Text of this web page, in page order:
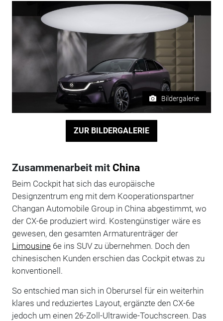
Bildergalerie
ZUR BILDERGALERIE
Zusammenarbeit mit China
Beim Cockpit hat sich das europäische
Designzentrum eng mit dem Kooperationspartner
Changan Automobile Group in China abgestimmt, wo
der CX-6e produziert wird. Kostengünstiger wäre es
gewesen, den gesamten Armaturenträger der
Limousine6e ins SUV zu übernehmen. Doch den
chinesischen Kunden erschien das Cockpit etwas zu
konventionell.
So entschied man sich in Oberursel für ein weiterhin
klares und reduziertes Layout, ergänzte den CX-6e
jedoch um einen 26-Zoll-Ultrawide-Touchscreen. Das